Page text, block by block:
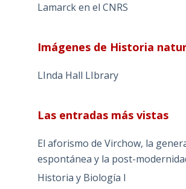
Lamarck en el CNRS
Imágenes de Historia
LInda Hall LIbrary
Las entradas más vistas
El aforismo de Virchow, la
espontánea y la post-
Historia y Biología I